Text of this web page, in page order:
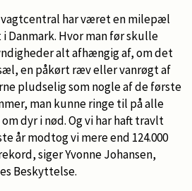
vagtcentral har været en milepæl
Hvor man før skulle
alt afhængig af, om det
en påkørt ræv eller vanrøgt af
pludselig som nogle af de første
man kunne ringe til på alle
dyr i nød. Og vi har haft travlt
år modtog vi mere end 124.000
siger Yvonne Johansen,
Beskyttelse.